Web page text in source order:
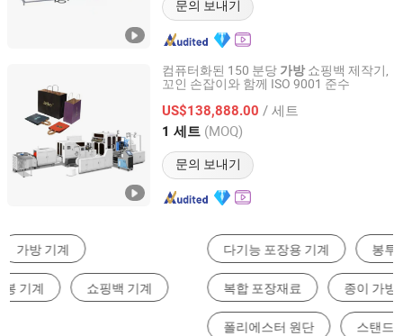
문의 보내기
컴퓨터화된 150 분당 가방쇼핑백 제작기,
꼬인 손잡이와 함께 ISO 9001 준수
US$138,888.00 / 세트
1 세트 (MOQ)
문의 보내기
Zhejiang Hongpeng Machinery Co., Ltd.
Zhejiang, China 이후 2008
다기능 포장용 기계 봉투 제조기
복합 포장재료 종이 가방 기계
스탠드업 파우치